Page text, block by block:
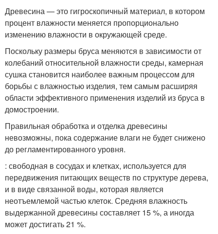
Древесина — это гигроскопичный материал, в котором
процент влажности меняется пропорционально
изменению влажности в окружающей среде.
Поскольку размеры бруса меняются в зависимости от
колебаний относительной влажности среды, камерная
сушка становится наиболее важным процессом для
борьбы с влажностью изделия, тем самым расширяя
области эффективного применения изделий из бруса в
домостроении.
Правильная обработка и отделка древесины
невозможны, пока содержание влаги не будет снижено
до регламентированного уровня.
: свободная в сосудах и клетках, используется для
передвижения питающих веществ по структуре дерева,
и в виде связанной воды, которая является
неотъемлемой частью клеток. Средняя влажность
выдержанной древесины составляет 15 %, а иногда
может достигать 21 %.